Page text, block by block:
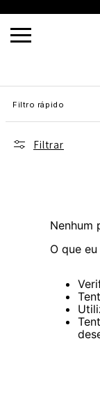
Filtro rápido
Filtrar
Nenhum
O que
8º